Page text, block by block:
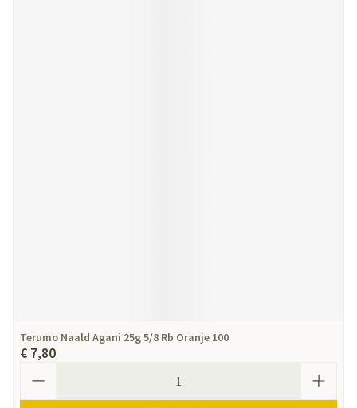
Terumo Naald Agani 25g 5/8 Rb Oranje 100
€ 7,80